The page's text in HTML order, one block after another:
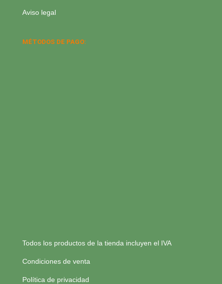
Aviso legal
MÉTODOS DE PAGO:
Todos los productos de la tienda incluyen el IVA
Condiciones de venta
Política de privacidad